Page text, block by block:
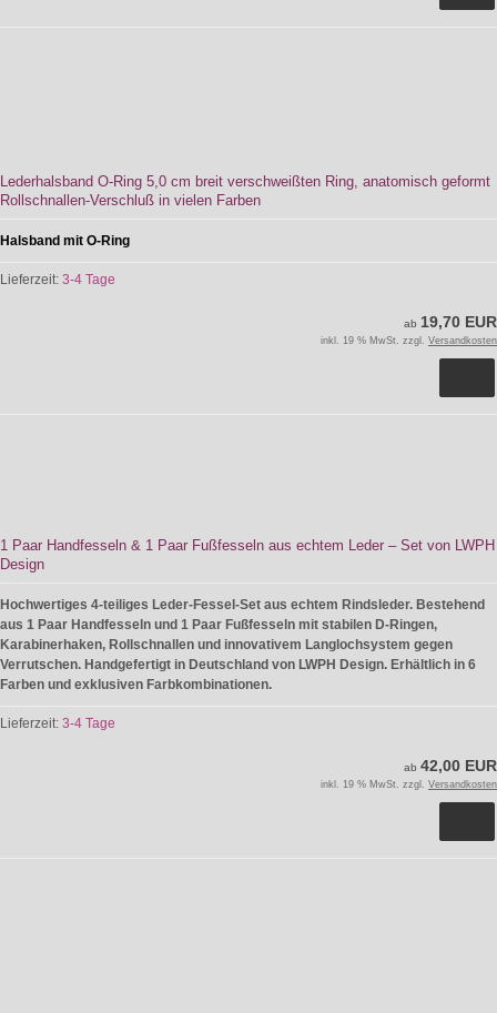
Lederhalsband O-Ring 5,0 cm breit verschweißten Ring, anatomisch geformt
Rollschnallen-Verschluß in vielen Farben
Halsband mit O-Ring
Lieferzeit: 3-4 Tage
ab 19,70 EUR
inkl. 19 % MwSt. zzgl. Versandkosten
1 Paar Handfesseln & 1 Paar Fußfesseln aus echtem Leder – Set von LWPH
Design
Hochwertiges 4-teiliges Leder-Fessel-Set aus echtem Rindsleder. Bestehend
aus 1 Paar Handfesseln und 1 Paar Fußfesseln mit stabilen D-Ringen,
Karabinerhaken, Rollschnallen und innovativem Langlochsystem gegen
Verrutschen. Handgefertigt in Deutschland von LWPH Design. Erhältlich in 6
Farben und exklusiven Farbkombinationen.
Lieferzeit: 3-4 Tage
ab 42,00 EUR
inkl. 19 % MwSt. zzgl. Versandkosten